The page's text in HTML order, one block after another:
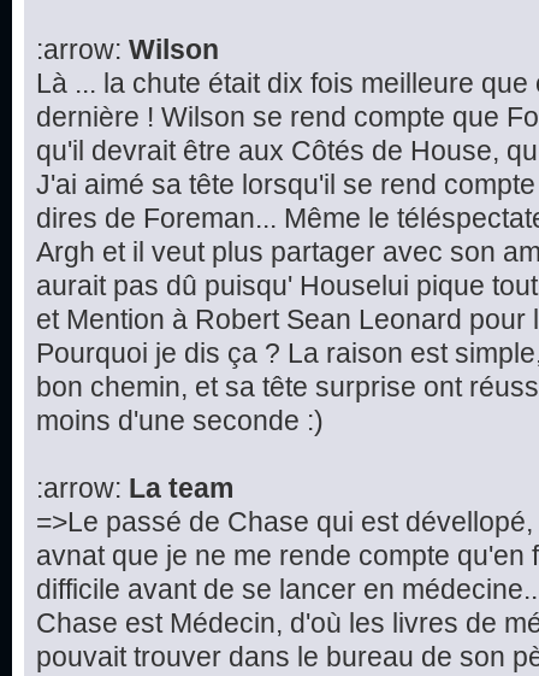
:arrow: Wilson
Là ... la chute était dix fois meilleure
dernière ! Wilson se rend compte que
qu'il devrait être aux Côtés de House,
J'ai aimé sa tête lorsqu'il se rend
dires de Foreman... Même le
Argh et il veut plus partager avec son
aurait pas dû puisqu' Houselui pique
et Mention à Robert Sean Leonard pour
Pourquoi je dis ça ? La raison est
bon chemin, et sa tête surprise ont
moins d'une seconde :)
:arrow: La team
=>Le passé de Chase qui est
avnat que je ne me rende compte qu'en
difficile avant de se lancer en
Chase est Médecin, d'où les livres de
pouvait trouver dans le bureau de son